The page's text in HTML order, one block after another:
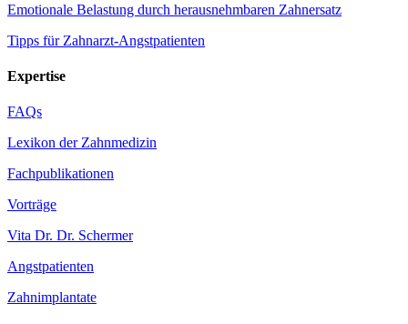
Emotionale Belastung durch herausnehmbaren Zahnersatz
Tipps für Zahnarzt-Angstpatienten
Expertise
FAQs
Lexikon der Zahnmedizin
Fachpublikationen
Vorträge
Vita Dr. Dr. Schermer
Angstpatienten
Zahnimplantate